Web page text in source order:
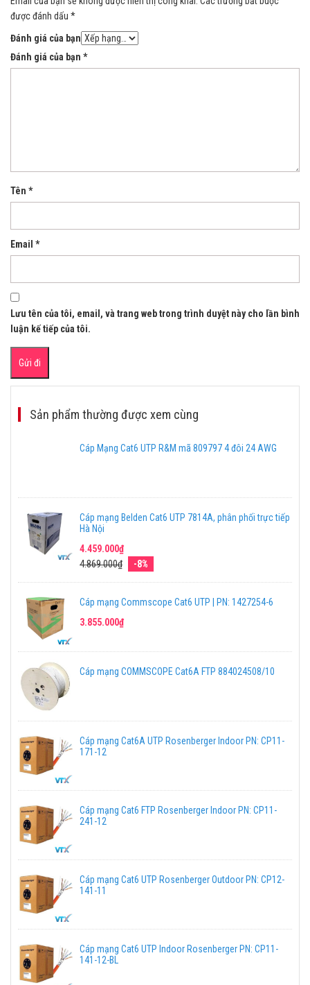
được đánh dấu *
Đánh giá của bạn
Đánh giá của bạn *
Tên *
Email *
Lưu tên của tôi, email, và trang web trong trình duyệt này cho lần bình
luận kế tiếp của tôi.
Sản phẩm thường được xem cùng
Cáp Mạng Cat6 UTP R&M mã 809797 4 đôi 24 AWG
Cáp mạng Belden Cat6 UTP 7814A, phân phối trực tiếp
Hà Nội
4.459.000₫
4.869.000₫
-8%
Cáp mạng Commscope Cat6 UTP | PN: 1427254-6
3.855.000₫
Cáp mạng COMMSCOPE Cat6A FTP 884024508/10
Cáp mạng Cat6A UTP Rosenberger Indoor PN: CP11-
171-12
Cáp mạng Cat6 FTP Rosenberger Indoor PN: CP11-
241-12
Cáp mạng Cat6 UTP Rosenberger Outdoor PN: CP12-
141-11
Cáp mạng Cat6 UTP Indoor Rosenberger PN: CP11-
141-12-BL